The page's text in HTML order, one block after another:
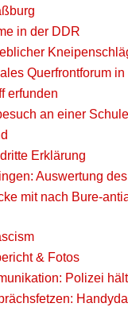
in der DDR
Querfrontforum
erfunden
an einer Schule
Erklärung
Auswertung
mit nach Bure-
& Fotos
Polizei